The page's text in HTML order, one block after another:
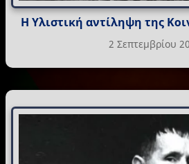
Η Υλιστική αντίληψη της
2 Σεπτεμβρίου